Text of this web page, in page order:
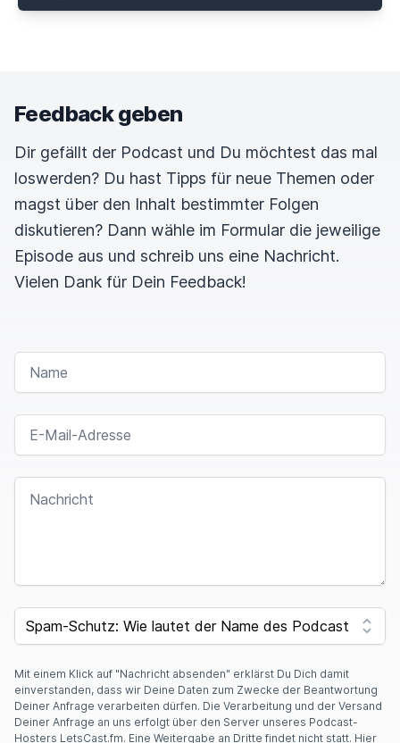
Feedback geben
Dir gefällt der Podcast und Du möchtest das mal
loswerden? Du hast Tipps für neue Themen oder
magst über den Inhalt bestimmter Folgen
diskutieren? Dann wähle im Formular die jeweilige
Episode aus und schreib uns eine Nachricht.
Vielen Dank für Dein Feedback!
NAME
E-MAIL-ADRESSE
NACHRICHT
F
O
A
R
E
A
H
SPAM CAPTCHA
Mit einem Klick auf "Nachricht absenden" erklärst Du Dich damit
einverstanden, dass wir Deine Daten zum Zwecke der Beantwortung
Deiner Anfrage verarbeiten dürfen. Die Verarbeitung und der Versand
Deiner Anfrage an uns erfolgt über den Server unseres Podcast-
Hosters LetsCast.fm. Eine Weitergabe an Dritte findet nicht statt. Hier